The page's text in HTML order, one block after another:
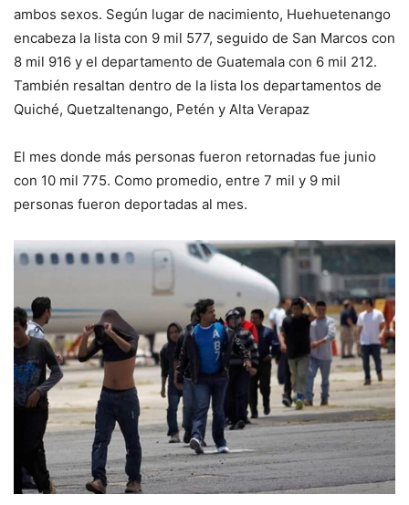
ambos sexos. Según lugar de nacimiento, Huehuetenango
encabeza la lista con 9 mil 577, seguido de San Marcos con
8 mil 916 y el departamento de Guatemala con 6 mil 212.
También resaltan dentro de la lista los departamentos de
Quiché, Quetzaltenango, Petén y Alta Verapaz
El mes donde más personas fueron retornadas fue junio
con 10 mil 775. Como promedio, entre 7 mil y 9 mil
personas fueron deportadas al mes.